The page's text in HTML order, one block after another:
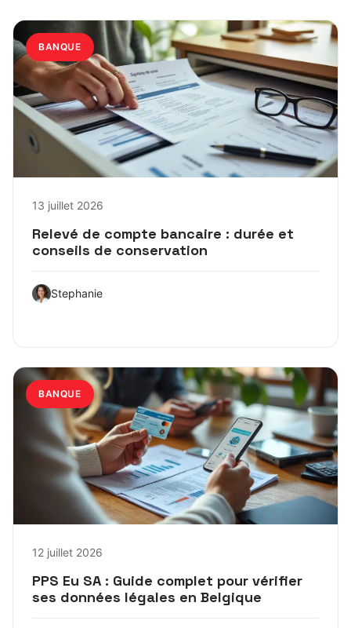
BANQUE
13 juillet 2026
Relevé de compte bancaire : durée et
conseils de conservation
Stephanie
BANQUE
12 juillet 2026
PPS Eu SA : Guide complet pour vérifier
ses données légales en Belgique